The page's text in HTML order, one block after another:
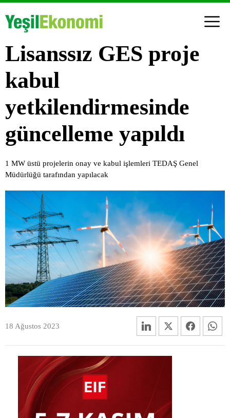
Lisanssız GES proje
kabul
yetkilendirmesinde
güncelleme yapıldı
1 MW üstü projelerin onay ve kabul işlemleri TEDAŞ Genel
Müdürlüğü tarafından yapılacak
18 Ağustos 2023